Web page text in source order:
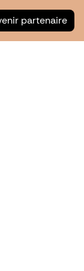
partenaire